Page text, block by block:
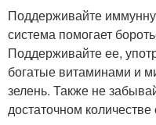
Поддерживайте
система помогает
Поддерживайте ее,
богатые витаминами и
зелень. Также не
достаточном количестве